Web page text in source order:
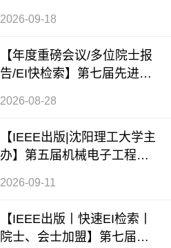
2026-09-18
【年度重磅会议/多位院士报
告/EI快检索】第七届先进材
2026-08-28
【IEEE出版|沈阳理工大学主
办】第五届机械电子工程与
2026-09-11
【IEEE出版丨快速EI检索丨
院士、会士加盟】第七届现